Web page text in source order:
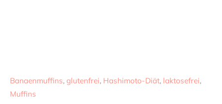
Banaenmuffins, glutenfrei, Hashimoto-Diät, laktosefrei,
Muffins